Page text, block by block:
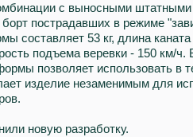
с выносными
пострадавших в режиме
составляет 53 кг, длина
подъема веревки - 150 км/ч.
позволяет использовать в
изделие незаменимым для
новую разработку.